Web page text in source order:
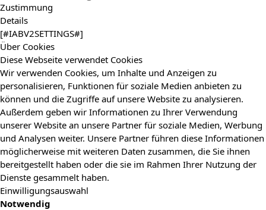
Zustimmung
Details
[#IABV2SETTINGS#]
Über Cookies
Diese Webseite verwendet Cookies
Wir verwenden Cookies, um Inhalte und Anzeigen zu
personalisieren, Funktionen für soziale Medien anbieten zu
können und die Zugriffe auf unsere Website zu analysieren.
Außerdem geben wir Informationen zu Ihrer Verwendung
unserer Website an unsere Partner für soziale Medien, Werbung
und Analysen weiter. Unsere Partner führen diese Informationen
möglicherweise mit weiteren Daten zusammen, die Sie ihnen
bereitgestellt haben oder die sie im Rahmen Ihrer Nutzung der
Dienste gesammelt haben.
Einwilligungsauswahl
Notwendig